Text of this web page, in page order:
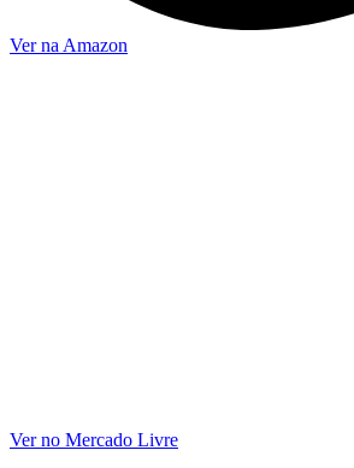
Ver na Amazon
Ver no Mercado Livre